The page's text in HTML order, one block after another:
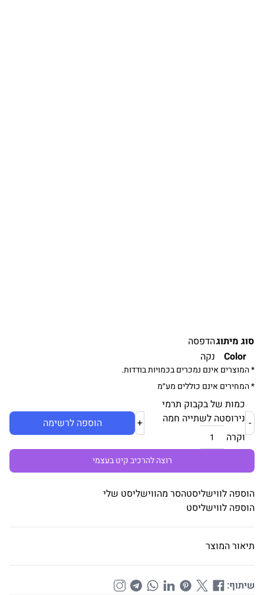
סוג מיתוגהדפסה
Color
נקה
* המוצרים אינם נמכרים בכמויות בודדות.
* המחירים אינם כוללים מע״מ
כמות של בקבוק תרמי
נירוסטה לשתייה חמה
וקרה
הוספה לרשימה
רוצה להרכיב קיט בעצמי
הוספה לווישליסטהסר מהווישליסט שלי
הוספה לווישליסט
תיאור המוצר
שיתוף: